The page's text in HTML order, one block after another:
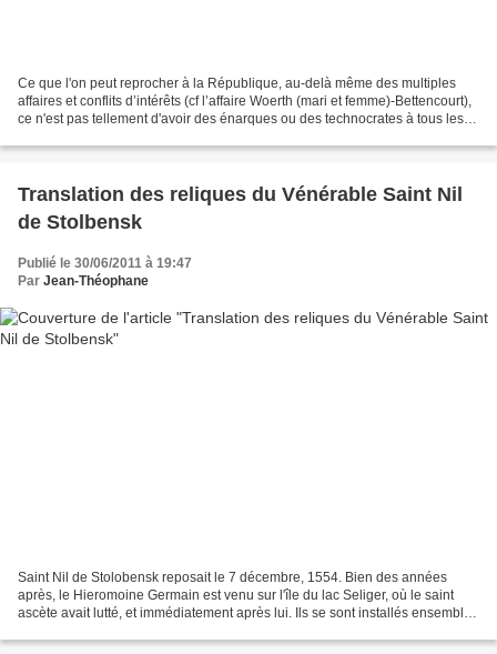
Ce que l'on peut reprocher à la République, au-delà même des multiples
affaires et conflits d’intérêts (cf l’affaire Woerth (mari et femme)-Bettencourt),
ce n'est pas tellement d'avoir des énarques ou des technocrates à tous les
Translation des reliques du Vénérable Saint Nil
de Stolbensk
Publié le 30/06/2011 à 19:47
Par Jean-Théophane
Saint Nil de Stolobensk reposait le 7 décembre, 1554. Bien des années
après, le Hieromoine Germain est venu sur l'île du lac Seliger, où le saint
ascète avait lutté, et immédiatement après lui. Ils se sont installés ensemble